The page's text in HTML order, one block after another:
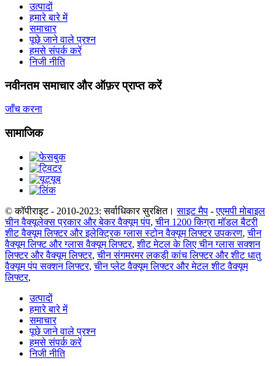
उत्पादों
हमारे बारे में
समाचार
पूछे जाने वाले प्रश्न
हमसे संपर्क करें
निजी नीति
नवीनतम समाचार और ऑफ़र प्राप्त करें
जाँच करना
सामाजिक
© कॉपीराइट - 2010-2023: सर्वाधिकार सुरक्षित। साइट मैप -एएमपी मोबाइल
चीन वैक्यूलेक्स प्रकार और बेकर वैक्यूम पंप,चीन 1200 किग्रा मॉडल बैटरी
शीट वैक्यूम लिफ्टर और इलेक्ट्रिक ग्लास स्टोन वैक्यूम लिफ्टर उपकरण,चीन
वैक्यूम लिफ्ट और ग्लास वैक्यूम लिफ्टर,शीट मेटल के लिए चीन ग्लास सक्शन
लिफ्टर और वैक्यूम लिफ्टर,चीन संगमरमर लकड़ी कांच लिफ्टर और शीट धातु
वैक्यूम पंप सक्शन लिफ्टर,चीन प्लेट वैक्यूम लिफ्टर और मेटल शीट वैक्यूम
लिफ्टर,
उत्पादों
हमारे बारे में
समाचार
पूछे जाने वाले प्रश्न
हमसे संपर्क करें
निजी नीति